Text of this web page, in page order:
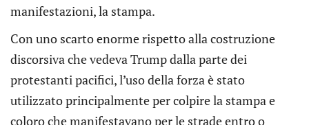
manifestazioni, la stampa.
Con uno scarto enorme rispetto alla costruzione
discorsiva che vedeva Trump dalla parte dei
protestanti pacifici, l’uso della forza è stato
utilizzato principalmente per colpire la stampa e
coloro che manifestavano per le strade entro o